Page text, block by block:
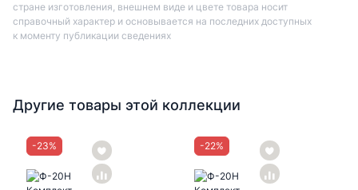
стране изготовления, внешнем виде и цвете товара носит
справочный характер и основывается на последних доступных
к моменту публикации сведениях
Другие товары этой коллекции
-23% -22%